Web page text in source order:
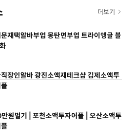
e e e e e
더보기
재택알바부업 몽탄면부업 트라이앵글 블
장인알바 광진소액재테크샵 김제소액투
원벌기 | 포천소액투자어플 | 오산소액투